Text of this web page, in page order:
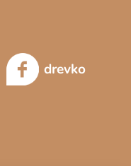
drevko